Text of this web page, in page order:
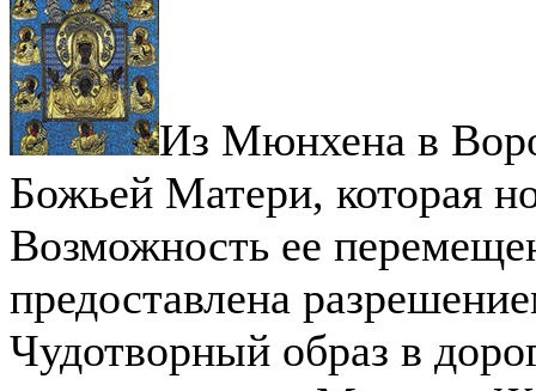
Из Мюнхена в
Божьей Матери, которая
Возможность ее
предоставлена
Чудотворный образ в